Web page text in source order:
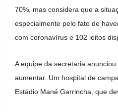
70%, mas considera que a
especialmente pelo fato de
com coronavírus e 102 leitos
A equipe da secretaria
aumentar. Um hospital de
Estádio Mané Garrincha, que